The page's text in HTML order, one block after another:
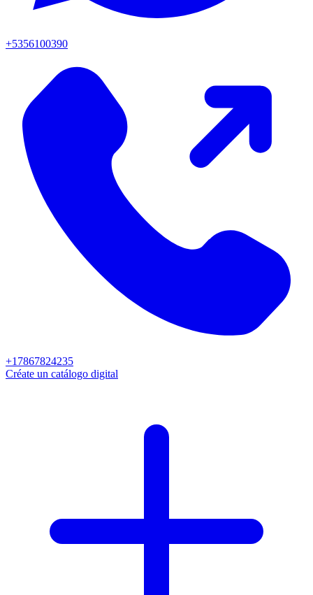
+5356100390
+17867824235
Créate un catálogo digital